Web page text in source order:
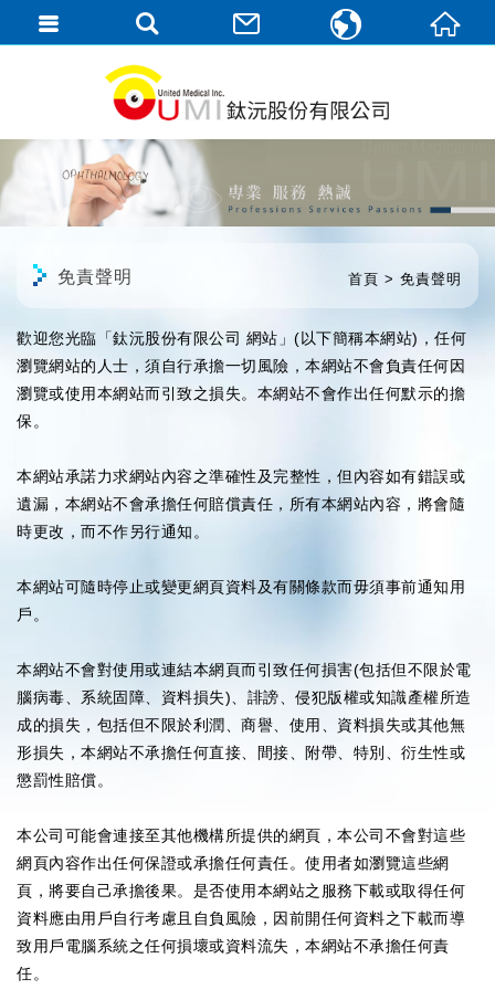
首頁 免責聲明
免責聲明
歡迎您光臨「鈦沅股份有限公司 網站」(以下簡稱本網站)，任何
瀏覽網站的人士，須自行承擔一切風險，本網站不會負責任何因
瀏覽或使用本網站而引致之損失。本網站不會作出任何默示的擔
保。
本網站承諾力求網站內容之準確性及完整性，但內容如有錯誤或
遺漏，本網站不會承擔任何賠償責任，所有本網站內容，將會隨
時更改，而不作另行通知。
本網站可隨時停止或變更網頁資料及有關條款而毋須事前通知用
戶。
本網站不會對使用或連結本網頁而引致任何損害(包括但不限於電
腦病毒、系統固障、資料損失)、誹謗、侵犯版權或知識產權所造
成的損失，包括但不限於利潤、商譽、使用、資料損失或其他無
形損失，本網站不承擔任何直接、間接、附帶、特別、衍生性或
懲罰性賠償。
本公司可能會連接至其他機構所提供的網頁，本公司不會對這些
網頁內容作出任何保證或承擔任何責任。使用者如瀏覽這些網
頁，將要自己承擔後果。是否使用本網站之服務下載或取得任何
資料應由用戶自行考慮且自負風險，因前開任何資料之下載而導
致用戶電腦系統之任何損壞或資料流失，本網站不承擔任何責
任。
English